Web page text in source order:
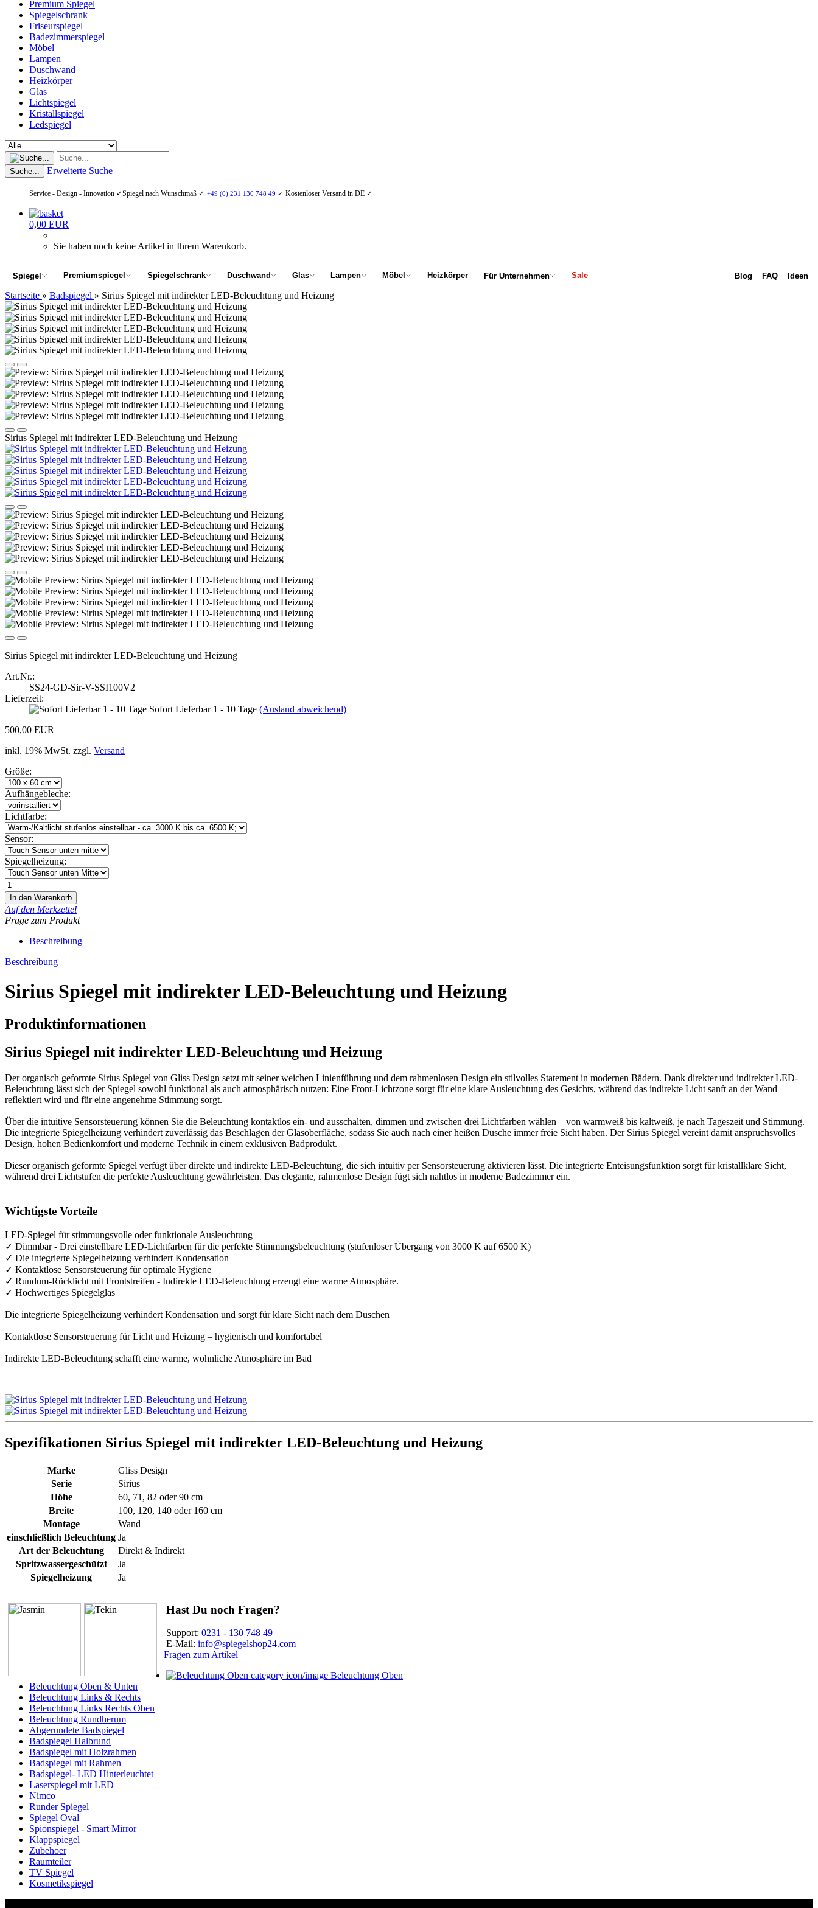
Premium Spiegel
Spiegelschrank
Friseurspiegel
Badezimmerspiegel
Möbel
Lampen
Duschwand
Heizkörper
Glas
Lichtspiegel
Kristallspiegel
Ledspiegel
Suche... Erweiterte Suche
Service - Design - Innovation ✓Spiegel nach Wunschmaß ✓ +49 (0) 231 130 748 49 ✓ Kostenloser Versand in DE ✓
0,00 EUR
Sie haben noch keine Artikel in Ihrem Warenkorb.
Spiegel Premiumspiegel Spiegelschrank Duschwand Glas Lampen Möbel Heizkörper Für Unternehmen Sale Blog FAQ Ideen
Startseite » Badspiegel » Sirius Spiegel mit indirekter LED-Beleuchtung und Heizung
Sirius Spiegel mit indirekter LED-Beleuchtung und Heizung
Sirius Spiegel mit indirekter LED-Beleuchtung und Heizung
Art.Nr.:
SS24-GD-Sir-V-SSI100V2
Lieferzeit:
Sofort Lieferbar 1 - 10 Tage (Ausland abweichend)
500,00 EUR
inkl. 19% MwSt. zzgl. Versand
Größe:
Aufhängebleche:
Lichtfarbe:
Sensor:
Spiegelheizung:
Auf den Merkzettel
Frage zum Produkt
Beschreibung
Beschreibung
Sirius Spiegel mit indirekter LED-Beleuchtung und Heizung
Produktinformationen
Sirius Spiegel mit indirekter LED-Beleuchtung und Heizung
Der organisch geformte Sirius Spiegel von Gliss Design setzt mit seiner weichen Linienführung und dem rahmenlosen Design ein stilvolles Statement in modernen Bädern. Dank direkter und indirekter LED-
Beleuchtung lässt sich der Spiegel sowohl funktional als auch atmosphärisch nutzen: Eine Front-Lichtzone sorgt für eine klare Ausleuchtung des Gesichts, während das indirekte Licht sanft an der Wand
reflektiert wird und für eine angenehme Stimmung sorgt.
Über die intuitive Sensorsteuerung können Sie die Beleuchtung kontaktlos ein- und ausschalten, dimmen und zwischen drei Lichtfarben wählen – von warmweiß bis kaltweiß, je nach Tageszeit und Stimmung.
Die integrierte Spiegelheizung verhindert zuverlässig das Beschlagen der Glasoberfläche, sodass Sie auch nach einer heißen Dusche immer freie Sicht haben. Der Sirius Spiegel vereint damit anspruchsvolles
Design, hohen Bedienkomfort und moderne Technik in einem exklusiven Badprodukt.
Dieser organisch geformte Spiegel verfügt über direkte und indirekte LED-Beleuchtung, die sich intuitiv per Sensorsteuerung aktivieren lässt. Die integrierte Enteisungsfunktion sorgt für kristallklare Sicht,
während drei Lichtstufen die perfekte Ausleuchtung gewährleisten. Das elegante, rahmenlose Design fügt sich nahtlos in moderne Badezimmer ein.
Wichtigste Vorteile
LED-Spiegel für stimmungsvolle oder funktionale Ausleuchtung
✓ Dimmbar - Drei einstellbare LED-Lichtfarben für die perfekte Stimmungsbeleuchtung (stufenloser Übergang von 3000 K auf 6500 K)
✓ Die integrierte Spiegelheizung verhindert Kondensation
✓ Kontaktlose Sensorsteuerung für optimale Hygiene
✓ Rundum-Rücklicht mit Frontstreifen - Indirekte LED-Beleuchtung erzeugt eine warme Atmosphäre.
✓ Hochwertiges Spiegelglas
Die integrierte Spiegelheizung verhindert Kondensation und sorgt für klare Sicht nach dem Duschen
Kontaktlose Sensorsteuerung für Licht und Heizung – hygienisch und komfortabel
Indirekte LED-Beleuchtung schafft eine warme, wohnliche Atmosphäre im Bad
Spezifikationen Sirius Spiegel mit indirekter LED-Beleuchtung und Heizung
Marke
Gliss Design
Serie
Sirius
Höhe
60, 71, 82 oder 90 cm
Breite
100, 120, 140 oder 160 cm
Montage
Wand
einschließlich Beleuchtung Ja
Art der Beleuchtung
Direkt & Indirekt
Spritzwassergeschützt
Ja
Spiegelheizung
Ja
Hast Du noch Fragen?
Support: 0231 - 130 748 49
E-Mail: info@spiegelshop24.com
Fragen zum Artikel
Beleuchtung Oben
Beleuchtung Oben & Unten
Beleuchtung Links & Rechts
Beleuchtung Links Rechts Oben
Beleuchtung Rundherum
Abgerundete Badspiegel
Badspiegel Halbrund
Badspiegel mit Holzrahmen
Badspiegel mit Rahmen
Badspiegel- LED Hinterleuchtet
Laserspiegel mit LED
Nimco
Runder Spiegel
Spiegel Oval
Spionspiegel - Smart Mirror
Klappspiegel
Zubehoer
Raumteiler
TV Spiegel
Kosmetikspiegel